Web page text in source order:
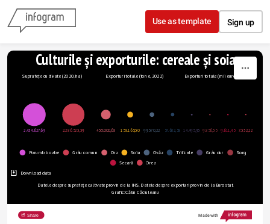
Skip to content
Use as template Sign up
Culturile și exporturile: cereale și soia
Suprafețe cultivate (2020, ha) Exporturi totale (tone, 2022) Exporturi totale (mii euro, 2022)
2.434.627,69 2.286.523,39 435.000,68 158.165,30 99.370,22 57.682,58 14.495,93 9.856,35 9.611,45 7.332,22
Porumb boabe Grâu comun Orz Soia Ovăz Triticale Grâu dur Sorg
Secară Orez
Download data
Datele despre suprafețe cultivate provin de la INS. Datele despre exporturi provin de la Eurostat.
Grafic: Călin Căciuleanu
Share Made with